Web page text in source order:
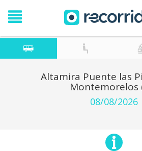
Altamira Puente las
Montemorelos
08/08/2026